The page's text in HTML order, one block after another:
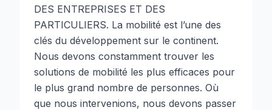
DES ENTREPRISES ET DES
PARTICULIERS. La mobilité est l’une des
clés du développement sur le continent.
Nous devons constamment trouver les
solutions de mobilité les plus efficaces pour
le plus grand nombre de personnes. Où
que nous intervenions, nous devons passer